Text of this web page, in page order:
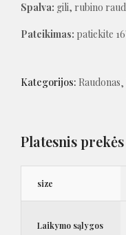
Spalva: gili, rubino
Pateikimas: patiekite
Kategorijos: Raudonas
Platesnis
size
Laikymo sąlygos